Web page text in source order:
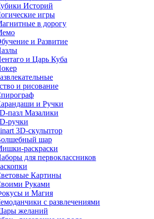
Историй
игры
в дорогу
и Развитие
и Царь Куба
и рисование
и Ручки
пазл Мазалики
ручки
3D-скульптор
шар
раскраски
для первоклассников
Картины
Руками
и Магия
с развлечениями
желаний